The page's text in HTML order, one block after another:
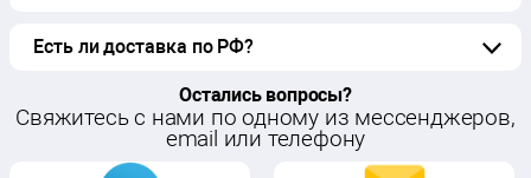
Есть ли доставка по РФ?
Остались вопросы?
Cвяжитесь с нами по одному из мессенджеров,
email или телефону